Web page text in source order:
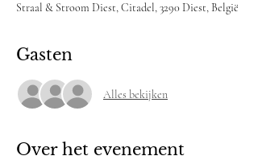
Straal & Stroom Diest, Citadel, 3290 Diest, België
Gasten
Alles bekijken
Over het evenement